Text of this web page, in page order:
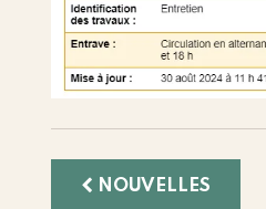
NOUVELLES